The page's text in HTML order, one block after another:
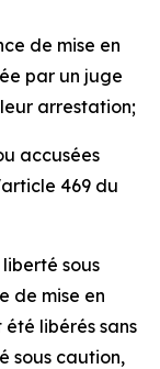
de mise en
par un juge
arrestation;
accusées
469 du
sous
de mise en
libérés sans
sous caution,